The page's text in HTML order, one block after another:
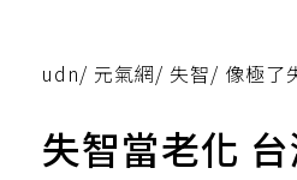
udn/ 元氣網/ 失智/ 像極了
失智當老化